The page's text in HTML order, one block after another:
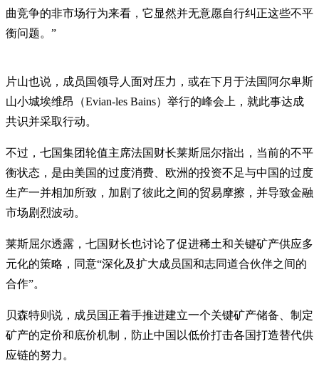
曲竞争的非市场行为来看，它显然并无意愿自行纠正这些不平
衡问题。”
片山也说，成员国领导人面对压力，或在下月于法国阿尔卑斯
山小城埃维昂（Evian-les Bains）举行的峰会上，就此事达成
共识并采取行动。
不过，七国集团轮值主席法国财长莱斯屈尔指出，当前的不平
衡状态，是由美国的过度消费、欧洲的投资不足与中国的过度
生产一并相加所致，加剧了彼此之间的贸易摩擦，并导致金融
市场剧烈波动。
莱斯屈尔透露，七国财长也讨论了促进稀土和关键矿产供应多
元化的策略，同意“深化及扩大成员国和志同道合伙伴之间的
合作”。
贝森特则说，成员国正着手推进建立一个关键矿产储备、制定
矿产的定价和底价机制，防止中国以低价打击各国打造替代供
应链的努力。